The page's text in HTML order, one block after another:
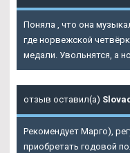
Поняла , что она
где норвежской
медали. Увольнятся, а
отзыв оставил(а)
Рекомендует Марго),
приобретать годовой